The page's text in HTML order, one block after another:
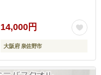
14,000円
大阪府 泉佐野市